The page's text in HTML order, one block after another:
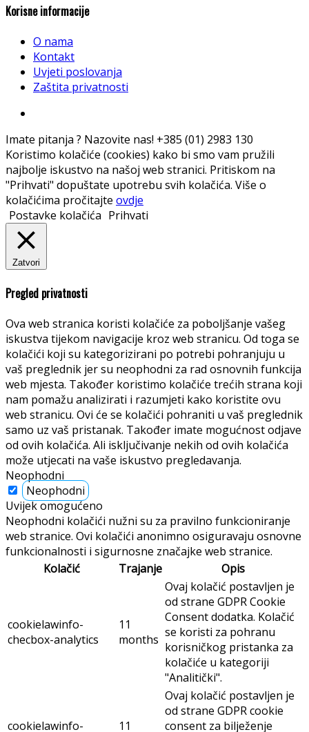
Korisne informacije
O nama
Kontakt
Uvjeti poslovanja
Zaštita privatnosti
Imate pitanja ? Nazovite nas! +385 (01) 2983 130
Koristimo kolačiće (cookies) kako bi smo vam pružili
najbolje iskustvo na našoj web stranici. Pritiskom na
"Prihvati" dopuštate upotrebu svih kolačića. Više o
kolačićima pročitajte ovdje
Postavke kolačića Prihvati
Zatvori
Pregled privatnosti
Ova web stranica koristi kolačiće za poboljšanje vašeg
iskustva tijekom navigacije kroz web stranicu. Od toga se
kolačići koji su kategorizirani po potrebi pohranjuju u
vaš preglednik jer su neophodni za rad osnovnih funkcija
web mjesta. Također koristimo kolačiće trećih strana koji
nam pomažu analizirati i razumjeti kako koristite ovu
web stranicu. Ovi će se kolačići pohraniti u vaš preglednik
samo uz vaš pristanak. Također imate mogućnost odjave
od ovih kolačića. Ali isključivanje nekih od ovih kolačića
može utjecati na vaše iskustvo pregledavanja.
Neophodni
Neophodni
Uvijek omogućeno
Neophodni kolačići nužni su za pravilno funkcioniranje
web stranice. Ovi kolačići anonimno osiguravaju osnovne
funkcionalnosti i sigurnosne značajke web stranice.
Kolačić
Trajanje Opis
cookielawinfo-
checbox-analytics
11
months
Ovaj kolačić postavljen je
od strane GDPR Cookie
Consent dodatka. Kolačić
se koristi za pohranu
korisničkog pristanka za
kolačiće u kategoriji
"Analitički".
cookielawinfo-
11
Ovaj kolačić postavljen je
od strane GDPR cookie
consent za bilježenje